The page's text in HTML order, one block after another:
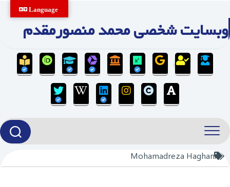
to
content
وبسایت شخصی محمد منصورمقدم
Mohamadreza Haghani
Language